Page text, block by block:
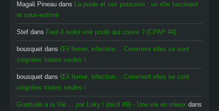
Magali Pineau dans La poule et ses poussins : un rôle fascinant
et sous-estimé
Stef dans Faut-il isoler une poule qui couve ? (CPAP #4)
bousquet dans Œil fermé, infection… Comment elles se sont
soignées toutes seules !
bousquet dans Œil fermé, infection… Comment elles se sont
soignées toutes seules !
Gratitude à la Vie ... par Luky ! (récit #9) - Une vie en mieux dans